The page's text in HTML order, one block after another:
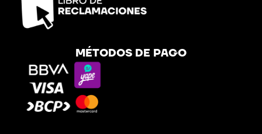
MÉTODOS DE PAGO